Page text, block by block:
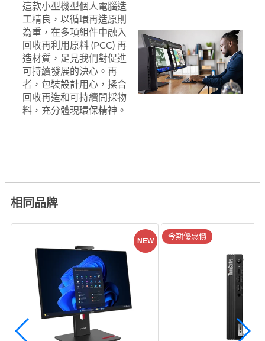
這款小型機型個人電腦造
工精良，以循環再造原則
為重，在多項組件中融入
回收再利用原料 (PCC) 再
造材質，足見我們對促進
可持續發展的決心。再
者，包裝設計用心，揉合
回收再造和可持續開採物
料，充分體現環保精神。
相同品牌
NEW 今期優惠價